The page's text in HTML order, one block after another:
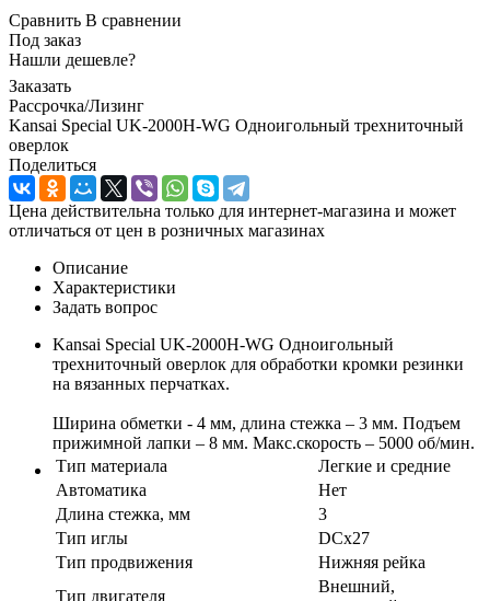
Сравнить В сравнении
Под заказ
Нашли дешевле?
Заказать
Рассрочка/Лизинг
Kansai Special UK-2000H-WG Одноигольный трехниточный
оверлок
Поделиться
Цена действительна только для интернет-магазина и может
отличаться от цен в розничных магазинах
Описание
Характеристики
Задать вопрос
Kansai Special UK-2000H-WG Одноигольный
трехниточный оверлок для обработки кромки резинки
на вязанных перчатках.
Ширина обметки - 4 мм, длина стежка – 3 мм. Подъем
прижимной лапки – 8 мм. Макс.скорость – 5000 об/мин.
Тип материала
Легкие и средние
Автоматика
Нет
Длина стежка, мм
3
Тип иглы
DCx27
Тип продвижения
Нижняя рейка
Тип двигателя
Внешний,